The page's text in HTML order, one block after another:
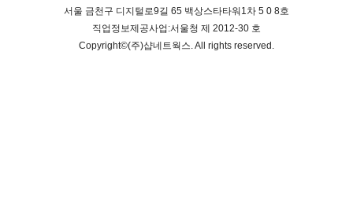
서울 금천구 디지털로9길 65 백상스타타워1차 5 0 8호
직업정보제공사업:서울청 제 2012-30 호
Copyright©(주)샵네트웍스. All rights reserved.